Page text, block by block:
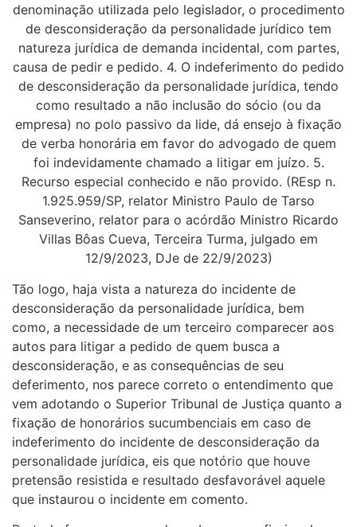
denominação utilizada pelo legislador, o procedimento
de desconsideração da personalidade jurídico tem
natureza jurídica de demanda incidental, com partes,
causa de pedir e pedido. 4. O indeferimento do pedido
de desconsideração da personalidade jurídica, tendo
como resultado a não inclusão do sócio (ou da
empresa) no polo passivo da lide, dá ensejo à fixação
de verba honorária em favor do advogado de quem
foi indevidamente chamado a litigar em juízo. 5.
Recurso especial conhecido e não provido. (REsp n.
1.925.959/SP, relator Ministro Paulo de Tarso
Sanseverino, relator para o acórdão Ministro Ricardo
Villas Bôas Cueva, Terceira Turma, julgado em
12/9/2023, DJe de 22/9/2023)
Tão logo, haja vista a natureza do incidente de
desconsideração da personalidade jurídica, bem
como, a necessidade de um terceiro comparecer aos
autos para litigar a pedido de quem busca a
desconsideração, e as consequências de seu
deferimento, nos parece correto o entendimento que
vem adotando o Superior Tribunal de Justiça quanto a
fixação de honorários sucumbenciais em caso de
indeferimento do incidente de desconsideração da
personalidade jurídica, eis que notório que houve
pretensão resistida e resultado desfavorável aquele
que instaurou o incidente em comento.